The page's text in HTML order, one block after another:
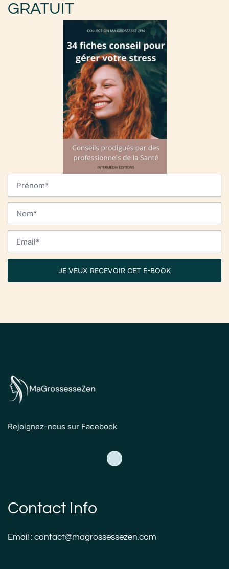
GRATUIT
JE VEUX RECEVOIR CET E-BOOK
Rejoignez-nous sur Facebook
Contact Info
Email : contact@magrossessezen.com